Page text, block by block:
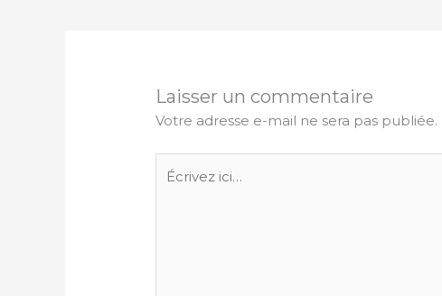
Laisser un commentaire
Votre adresse e-mail ne sera pas publiée.